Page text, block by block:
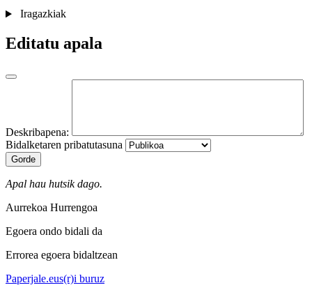
Iragazkiak
Editatu apala
Deskribapena:
Bidalketaren pribatutasuna
Gorde
Apal hau hutsik dago.
Aurrekoa Hurrengoa
Egoera ondo bidali da
Errorea egoera bidaltzean
Paperjale.eus(r)i buruz